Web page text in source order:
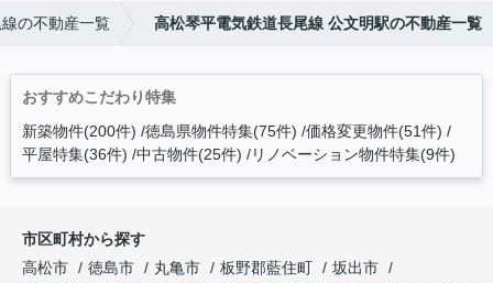
の不動産一覧 高松琴平電気鉄道長尾線 公文明駅の不動産一覧
おすすめこだわり特集
新築物件(200件) 徳島県物件特集(75件) 価格変更物件(51件)
平屋特集(36件) 中古物件(25件) リノベーション物件特集(9件)
市区町村から探す
高松市
徳島市 丸亀市 板野郡藍住町
坂出市